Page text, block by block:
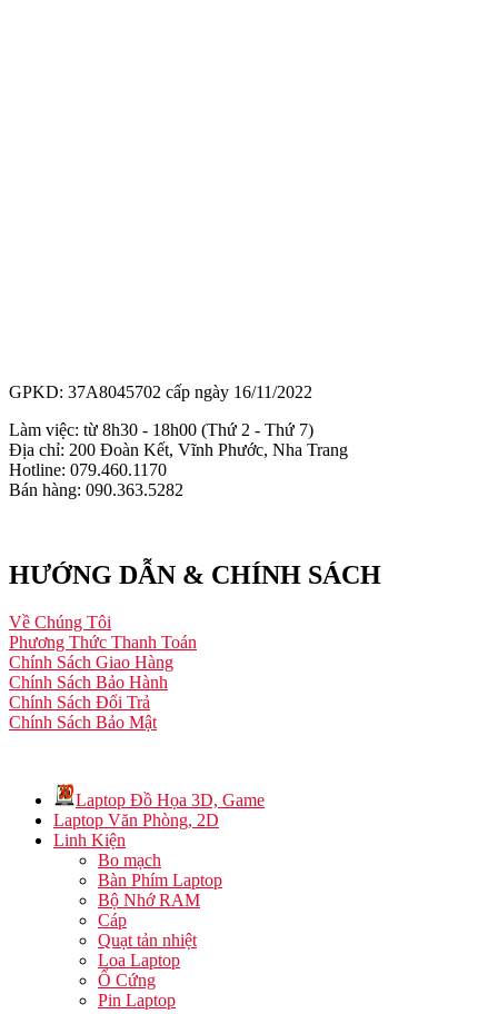
GPKD: 37A8045702 cấp ngày 16/11/2022
Làm việc: từ 8h30 - 18h00 (Thứ 2 - Thứ 7)
Địa chỉ: 200 Đoàn Kết, Vĩnh Phước, Nha Trang
Hotline: 079.460.1170
Bán hàng: 090.363.5282
HƯỚNG DẪN & CHÍNH SÁCH
Về Chúng Tôi
Phương Thức Thanh Toán
Chính Sách Giao Hàng
Chính Sách Bảo Hành
Chính Sách Đổi Trả
Chính Sách Bảo Mật
Laptop Đồ Họa 3D, Game
Laptop Văn Phòng, 2D
Linh Kiện
Bo mạch
Bàn Phím Laptop
Bộ Nhớ RAM
Cáp
Quạt tản nhiệt
Loa Laptop
Ổ Cứng
Pin Laptop